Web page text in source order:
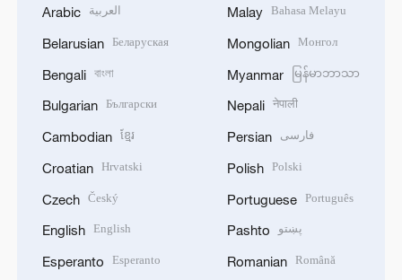
Arabic العربية
Belarusian Беларуская
Bengali বাংলা
Bulgarian Български
Cambodian ខ្មែរ
Croatian Hrvatski
Czech Český
English English
Esperanto Esperanto
Malay Bahasa Melayu
Mongolian Монгол
Myanmar မြန်မာဘာသာ
Nepali नेपाली
Persian فارسی
Polish Polski
Portuguese Português
Pashto پښتو
Romanian Română